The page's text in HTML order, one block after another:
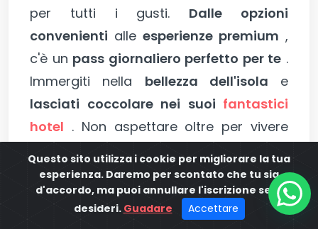
per tutti i gusti. Dalle opzioni
convenienti alle esperienze premium ,
c'è un pass giornaliero perfetto per te .
Immergiti nella bellezza dell'isola e
lasciati coccolare nei suoi fantastici
hotel . Non aspettare oltre per vivere
*I prezzi potrebbero essere soggetti a
cambiamenti. Ti consigliamo di
Questo sito utilizza i cookie per migliorare la tua
esperienza. Daremo per scontato che tu sia
d'accordo, ma puoi annullare l'iscrizione se lo
desideri. Guadare Accettare